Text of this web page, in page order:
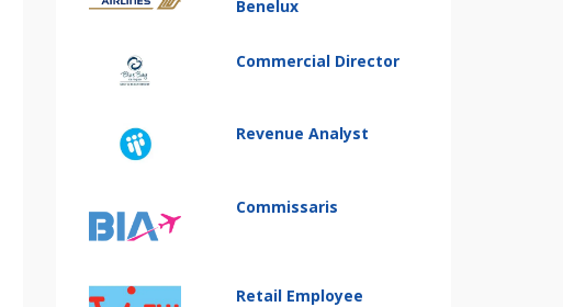
Benelux
Commercial Director
Revenue Analyst
Commissaris
Retail Employee